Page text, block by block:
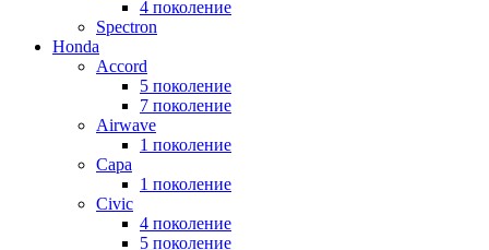
4 поколение
Spectron
Honda
Accord
5 поколение
7 поколение
Airwave
1 поколение
Capa
1 поколение
Civic
4 поколение
5 поколение